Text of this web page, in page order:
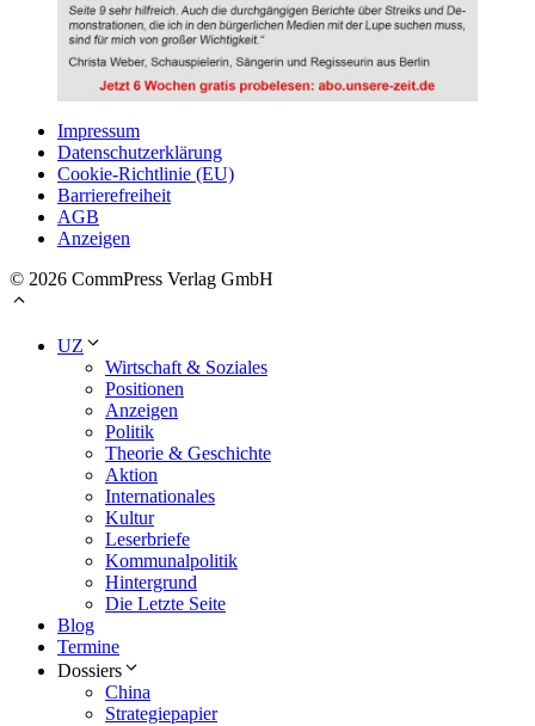
Impressum
Datenschutzerklärung
Cookie-Richtlinie (EU)
Barrierefreiheit
AGB
Anzeigen
© 2026 CommPress Verlag GmbH
UZ
Wirtschaft & Soziales
Positionen
Anzeigen
Politik
Theorie & Geschichte
Aktion
Internationales
Kultur
Leserbriefe
Kommunalpolitik
Hintergrund
Die Letzte Seite
Blog
Termine
Dossiers
China
Strategiepapier